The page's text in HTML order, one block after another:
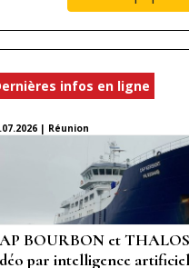
infos en ligne
| Réunion
BOURBON et
par intelligence